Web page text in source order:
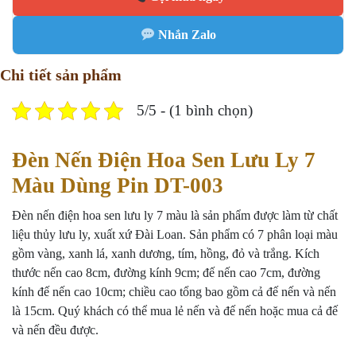
Nhắn Zalo
Chi tiết sản phẩm
5/5 - (1 bình chọn)
Đèn Nến Điện Hoa Sen Lưu Ly 7
Màu Dùng Pin DT-003
Đèn nến điện hoa sen lưu ly 7 màu là sản phẩm được làm từ chất
liệu thủy lưu ly, xuất xứ Đài Loan. Sản phẩm có 7 phân loại màu
gồm vàng, xanh lá, xanh dương, tím, hồng, đỏ và trắng. Kích
thước nến cao 8cm, đường kính 9cm; đế nến cao 7cm, đường
kính đế nến cao 10cm; chiều cao tổng bao gồm cả đế nến và nến
là 15cm. Quý khách có thể mua lẻ nến và đế nến hoặc mua cả đế
và nến đều được.